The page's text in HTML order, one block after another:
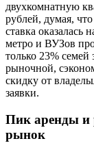
двухкомнатную
рублей, думая,
ставка оказалась
метро и ВУЗов
только 23%
рыночной,
скидку от
заявки.
Пик аренды и
рынок